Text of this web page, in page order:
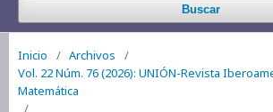
Buscar
Inicio / Archivos
/
Vol. 22 Núm. 76 (2026): UNIÓN-Revista
Matemática
/